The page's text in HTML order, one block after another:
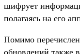
шифрует
полагаясь на его
Помимо
обновлений также